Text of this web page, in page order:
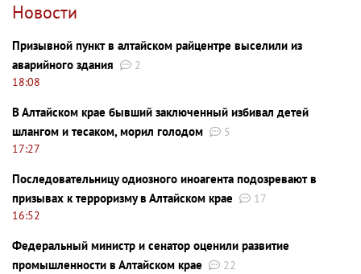
Новости
Призывной пункт в алтайском райцентре выселили из
аварийного здания
2
18:08
В Алтайском крае бывший заключенный избивал детей
шлангом и тесаком, морил голодом
5
17:27
Последовательницу одиозного иноагента подозревают в
призывах к терроризму в Алтайском крае
17
16:52
Федеральный министр и сенатор оценили развитие
промышленности в Алтайском крае
22